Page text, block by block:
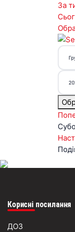
За
Корисні посилання
ДОЗ